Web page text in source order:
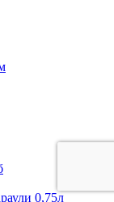
0,75л